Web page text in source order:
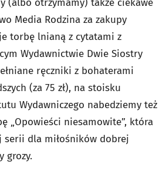
(albo otrzymamy) także ciekawe
Media Rodzina za zakupy
torbę lnianą z cytatami z
Wydawnictwie Dwie Siostry
ręczniki z bohaterami
(za 75 zł), na stoisku
Wydawniczego nabedziemy też
„Opowieści niesamowite”, która
serii dla miłośników dobrej
grozy.